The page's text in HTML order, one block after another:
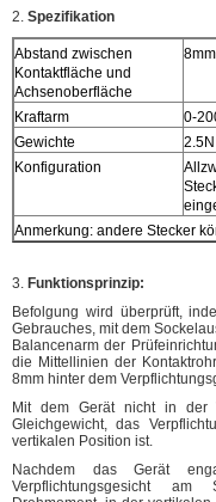
2. Spezifikation
Abstand zwischen
Kontaktfläche und
Achsenoberfläche
8mm
Kraftarm
0-
Gewichte
Konfiguration
Anmerkung: andere Stecker
3. Funktionsprinzip:
Befolgung wird überprüft,
Gebrauches, mit dem
Balancenarm der
die Mittellinien der
8mm hinter dem
Mit dem Gerät nicht in der
Gleichgewicht, das
vertikalen Position ist.
Nachdem das Gerät
Verpflichtungsgesicht am